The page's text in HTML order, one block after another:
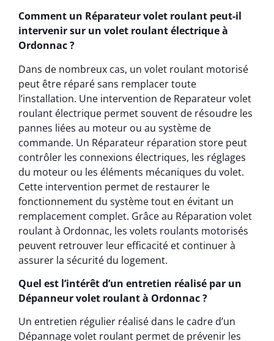
Comment un Réparateur volet roulant peut-il
intervenir sur un volet roulant électrique à
Ordonnac ?
Dans de nombreux cas, un volet roulant motorisé
peut être réparé sans remplacer toute
l’installation. Une intervention de Reparateur volet
roulant électrique permet souvent de résoudre les
pannes liées au moteur ou au système de
commande. Un Réparateur réparation store peut
contrôler les connexions électriques, les réglages
du moteur ou les éléments mécaniques du volet.
Cette intervention permet de restaurer le
fonctionnement du système tout en évitant un
remplacement complet. Grâce au Réparation volet
roulant à Ordonnac, les volets roulants motorisés
peuvent retrouver leur efficacité et continuer à
assurer la sécurité du logement.
Quel est l’intérêt d’un entretien réalisé par un
Dépanneur volet roulant à Ordonnac ?
Un entretien régulier réalisé dans le cadre d’un
Dépannage volet roulant permet de prévenir les